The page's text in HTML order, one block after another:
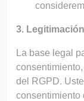
3.
La base legal
del RGPD.
consentimiento